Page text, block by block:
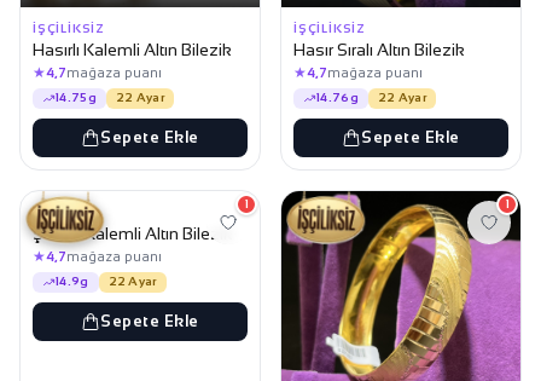
İŞÇILIKSIZ
Hasırlı Kalemli Altın Bilezik
★4,7mağaza puanı
14.75g 22 Ayar
Sepete Ekle
İŞÇILIKSIZ
Hasır Sıralı Altın Bilezik
★4,7mağaza puanı
14.76g 22 Ayar
Sepete Ekle
106.349,99 TL
102.399,99 TL
1
BILEZIK
Şarnel Kalemli Altın Bilezik
★4,7mağaza puanı
14.9g 22 Ayar
Sepete Ekle
1